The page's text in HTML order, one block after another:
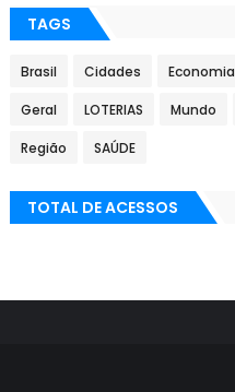
TAGS
Brasil Cidades Economia
Geral LOTERIAS Mundo
Região SAÚDE
TOTAL DE ACESSOS